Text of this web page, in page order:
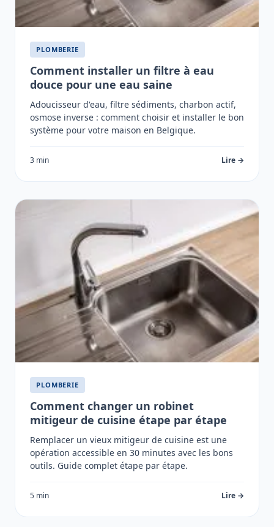
PLOMBERIE
Comment installer un filtre à eau
douce pour une eau saine
Adoucisseur d'eau, filtre sédiments, charbon actif,
osmose inverse : comment choisir et installer le bon
système pour votre maison en Belgique.
3 min Lire →
PLOMBERIE
Comment changer un robinet
mitigeur de cuisine étape par étape
Remplacer un vieux mitigeur de cuisine est une
opération accessible en 30 minutes avec les bons
outils. Guide complet étape par étape.
5 min Lire →